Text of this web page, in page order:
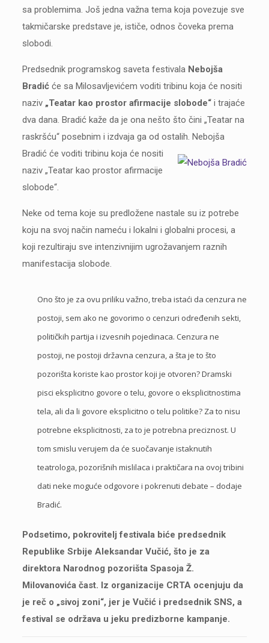
sa problemima. Još jedna važna tema koja povezuje sve
takmičarske predstave je, ističe, odnos čoveka prema
slobodi.
Predsednik programskog saveta festivala Nebojša
Bradićće sa Milosavljevićem voditi tribinu koja će nositi
naziv „Teatar kao prostor afirmacije slobode“i trajaće
dva dana. Bradić kaže da je ona nešto što čini „Teatar na
raskršću“ posebnim i izdvaja ga od ostalih. Nebojša
Bradić će voditi tribinu koja će nositi
naziv „Teatar kao prostor afirmacije
slobode“.
Neke od tema koje su predložene nastale su iz potrebe
koju na svoj način nameću i lokalni i globalni procesi, a
koji rezultiraju sve intenzivnijim ugrožavanjem raznih
manifestacija slobode.
Ono što je za ovu priliku važno, treba istaći da cenzura ne
postoji, sem ako ne govorimo o cenzuri određenih sekti,
političkih partija i izvesnih pojedinaca. Cenzura ne
postoji, ne postoji državna cenzura, a šta je to što
pozorišta koriste kao prostor koji je otvoren? Dramski
pisci eksplicitno govore o telu, govore o eksplicitnostima
tela, ali da li govore eksplicitno o telu politike? Za to nisu
potrebne eksplicitnosti, za to je potrebna preciznost. U
tom smislu verujem da će suočavanje istaknutih
teatrologa, pozorišnih mislilaca i praktičara na ovoj tribini
dati neke moguće odgovore i pokrenuti debate – dodaje
Bradić.
Podsetimo, pokrovitelj festivala biće predsednik
Republike Srbije Aleksandar Vučić, što je za
direktora Narodnog pozorišta Spasoja Ž.
Milovanovića čast. Iz organizacije CRTA ocenjuju da
je reč o „sivoj zoni“, jer je Vučić i predsednik SNS, a
festival se održava u jeku predizborne kampanje.